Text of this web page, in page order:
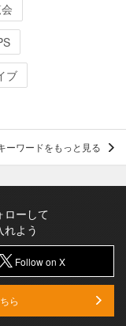
ブ
ーワードをもっと見る
ローして
よう
Follow on X
ら